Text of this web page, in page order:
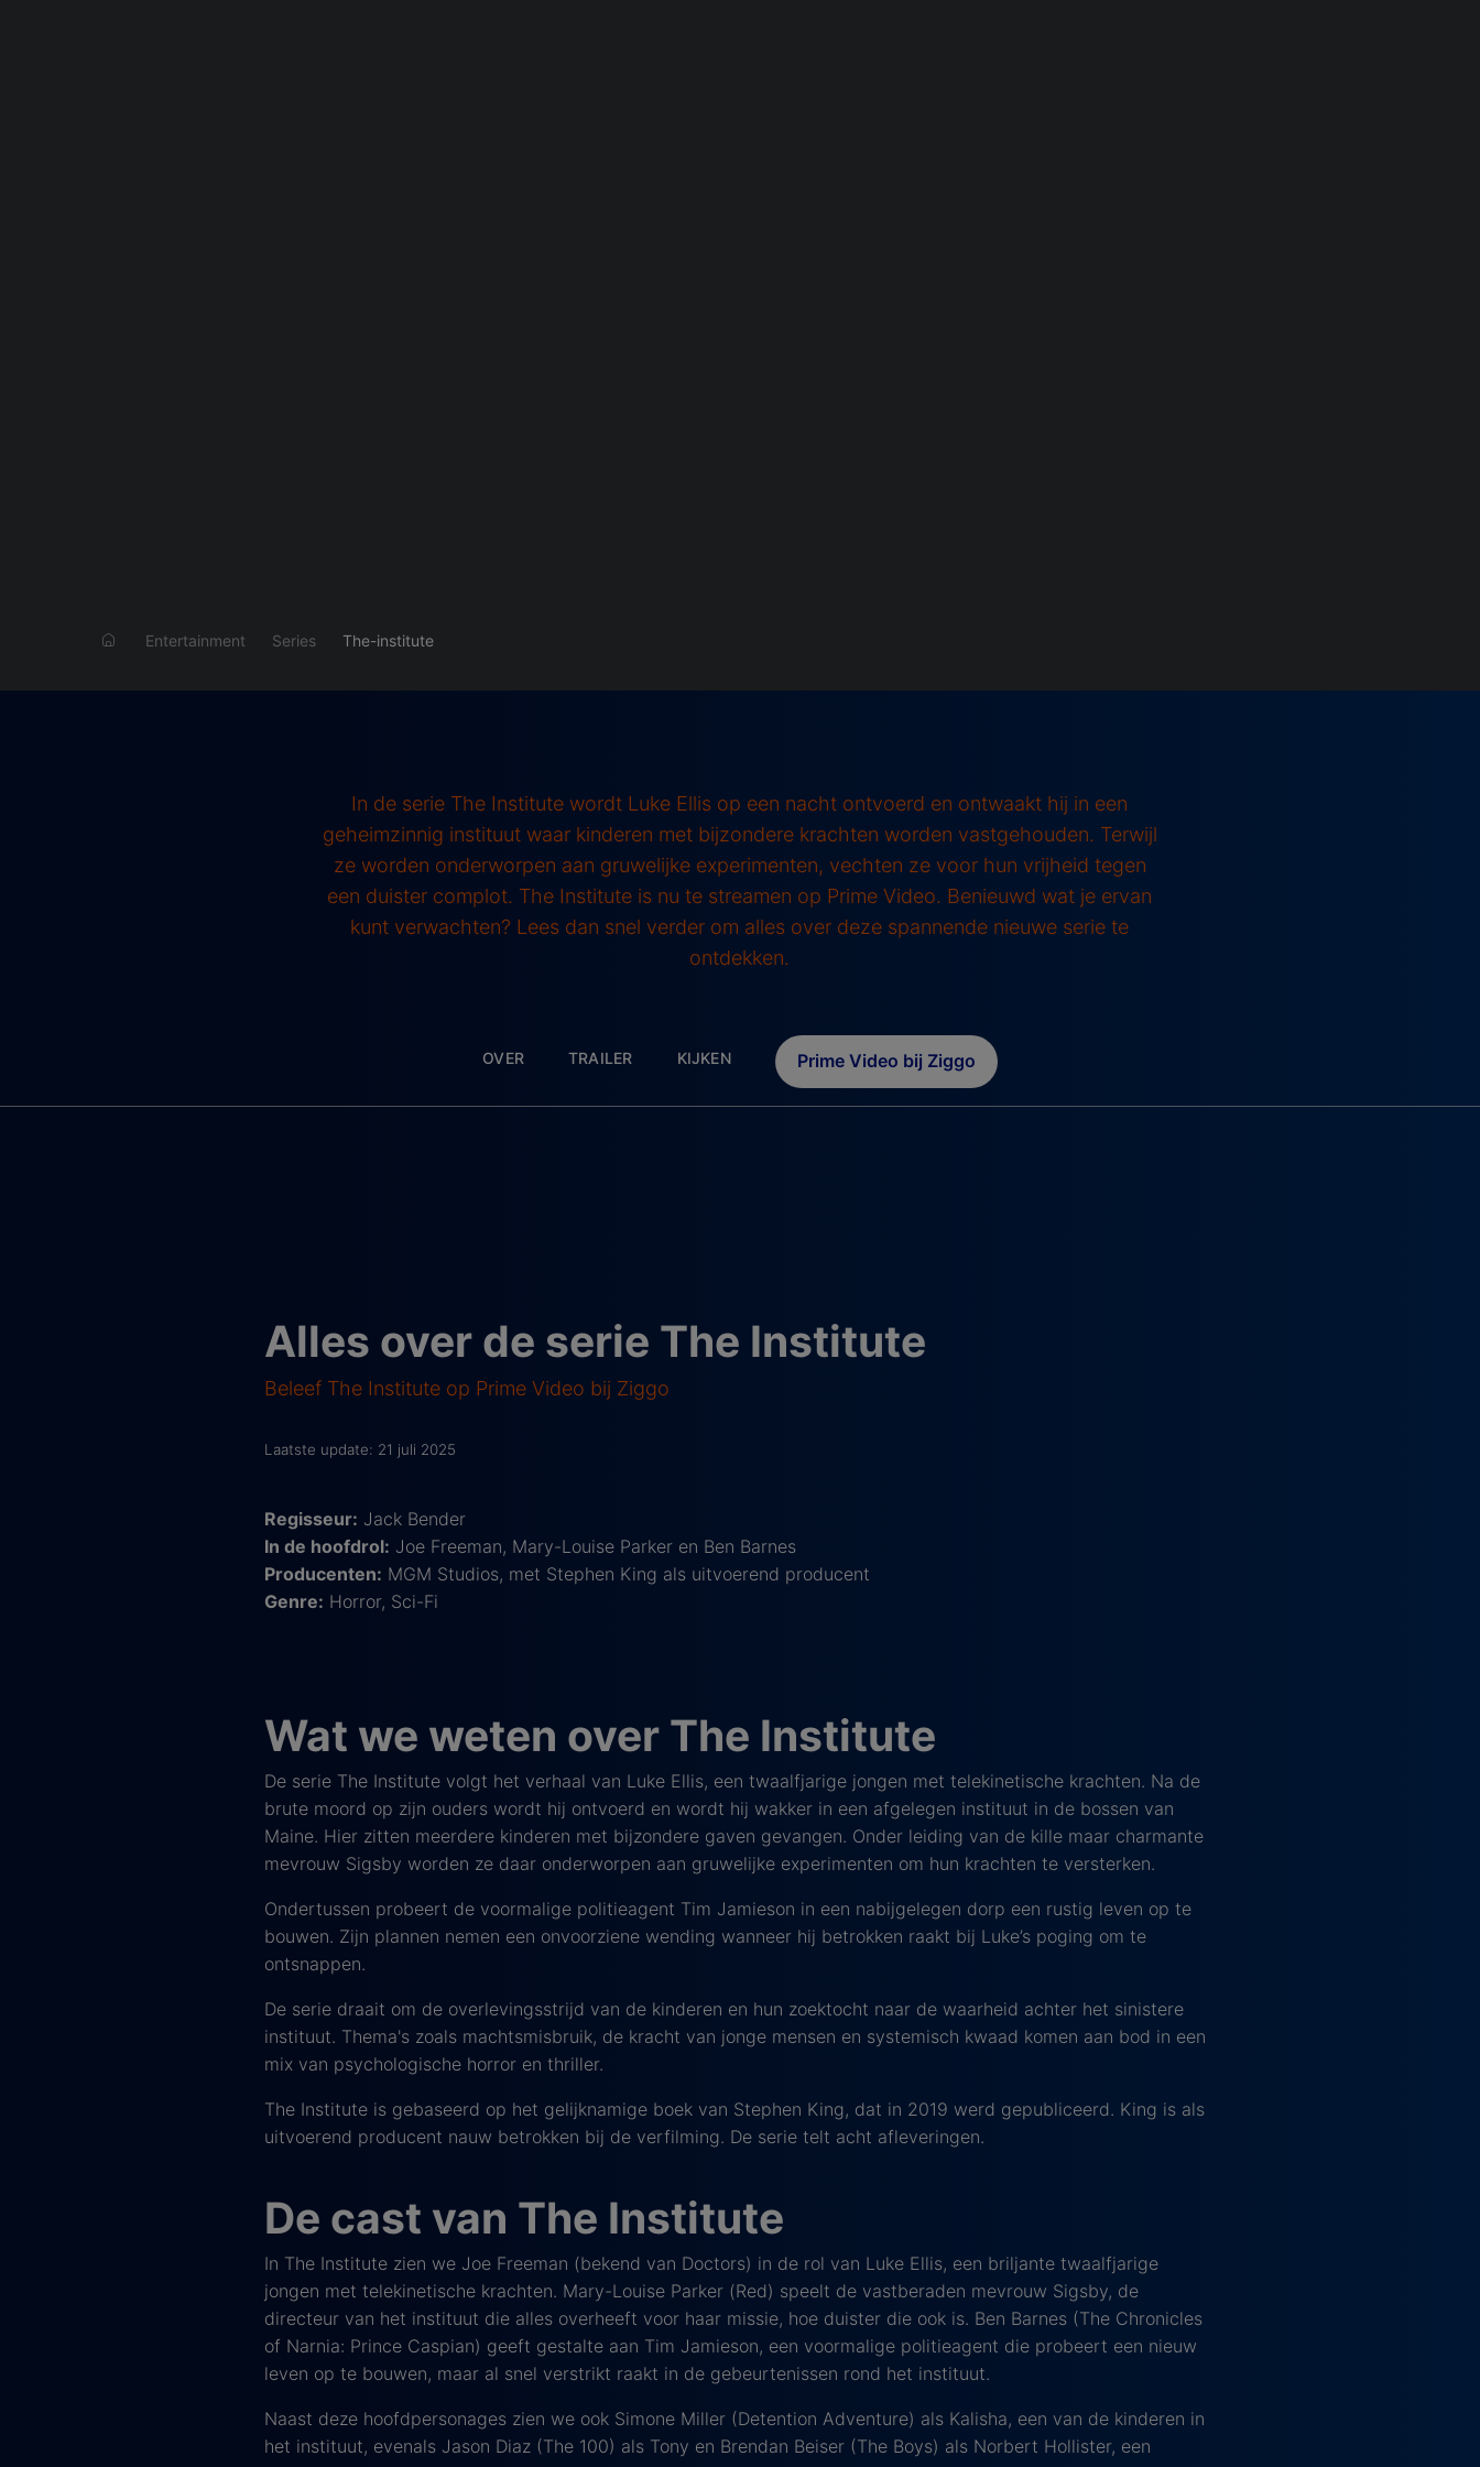
Entertainment Series The-institute
In de serie The Institute wordt Luke Ellis op een nacht ontvoerd en ontwaakt hij in een
geheimzinnig instituut waar kinderen met bijzondere krachten worden vastgehouden. Terwijl
ze worden onderworpen aan gruwelijke experimenten, vechten ze voor hun vrijheid tegen
een duister complot. The Institute is nu te streamen op Prime Video. Benieuwd wat je ervan
kunt verwachten? Lees dan snel verder om alles over deze spannende nieuwe serie te
ontdekken.
OVER TRAILER KIJKEN Prime Video bij Ziggo
Alles over de serie The Institute
Beleef The Institute op Prime Video bij Ziggo
Laatste update: 21 juli 2025
Regisseur: Jack Bender
In de hoofdrol: Joe Freeman, Mary-Louise Parker en Ben Barnes
Producenten: MGM Studios, met Stephen King als uitvoerend producent
Genre: Horror, Sci-Fi
Wat we weten over The Institute
De serie The Institute volgt het verhaal van Luke Ellis, een twaalfjarige jongen met telekinetische krachten. Na de
brute moord op zijn ouders wordt hij ontvoerd en wordt hij wakker in een afgelegen instituut in de bossen van
Maine. Hier zitten meerdere kinderen met bijzondere gaven gevangen. Onder leiding van de kille maar charmante
mevrouw Sigsby worden ze daar onderworpen aan gruwelijke experimenten om hun krachten te versterken.
Ondertussen probeert de voormalige politieagent Tim Jamieson in een nabijgelegen dorp een rustig leven op te
bouwen. Zijn plannen nemen een onvoorziene wending wanneer hij betrokken raakt bij Luke’s poging om te
ontsnappen.
De serie draait om de overlevingsstrijd van de kinderen en hun zoektocht naar de waarheid achter het sinistere
instituut. Thema's zoals machtsmisbruik, de kracht van jonge mensen en systemisch kwaad komen aan bod in een
mix van psychologische horror en thriller.
The Institute is gebaseerd op het gelijknamige boek van Stephen King, dat in 2019 werd gepubliceerd. King is als
uitvoerend producent nauw betrokken bij de verfilming. De serie telt acht afleveringen.
De cast van The Institute
In The Institute zien we Joe Freeman (bekend van Doctors) in de rol van Luke Ellis, een briljante twaalfjarige
jongen met telekinetische krachten. Mary-Louise Parker (Red) speelt de vastberaden mevrouw Sigsby, de
directeur van het instituut die alles overheeft voor haar missie, hoe duister die ook is. Ben Barnes (The Chronicles
of Narnia: Prince Caspian) geeft gestalte aan Tim Jamieson, een voormalige politieagent die probeert een nieuw
leven op te bouwen, maar al snel verstrikt raakt in de gebeurtenissen rond het instituut.
Naast deze hoofdpersonages zien we ook Simone Miller (Detention Adventure) als Kalisha, een van de kinderen in
het instituut, evenals Jason Diaz (The 100) als Tony en Brendan Beiser (The Boys) als Norbert Hollister, een